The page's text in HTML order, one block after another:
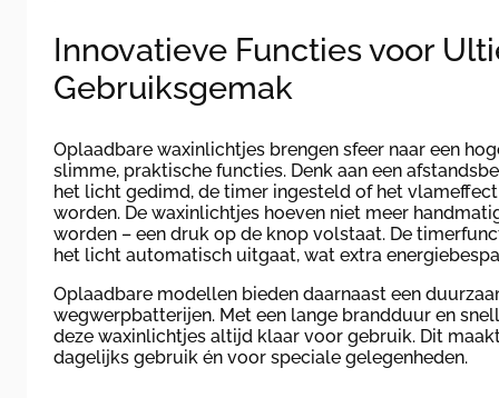
Innovatieve Functies voor
Gebruiksgemak
Oplaadbare waxinlichtjes brengen sfeer naar een
slimme, praktische functies. Denk aan een
het licht gedimd, de timer ingesteld of het
worden. De waxinlichtjes hoeven niet meer
worden – een druk op de knop volstaat. De
het licht automatisch uitgaat, wat extra
Oplaadbare modellen bieden daarnaast een
wegwerpbatterijen. Met een lange brandduur en
deze waxinlichtjes altijd klaar voor gebruik. Dit
dagelijks gebruik én voor speciale gelegenheden.